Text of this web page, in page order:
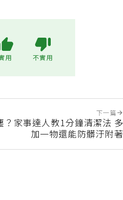
實用 不實用
下一篇
？家事達人教1分鐘清潔法 多
加一物還能防髒汙附著